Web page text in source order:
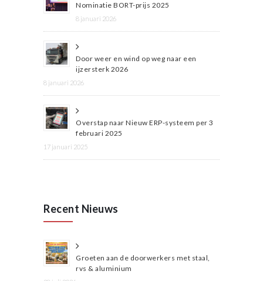
Nominatie BORT-prijs 2025
8 januari 2026
Door weer en wind op weg naar een
ijzersterk 2026
8 januari 2026
Overstap naar Nieuw ERP-systeem per 3
februari 2025
17 januari 2025
Recent Nieuws
Groeten aan de doorwerkers met staal,
rvs & aluminium